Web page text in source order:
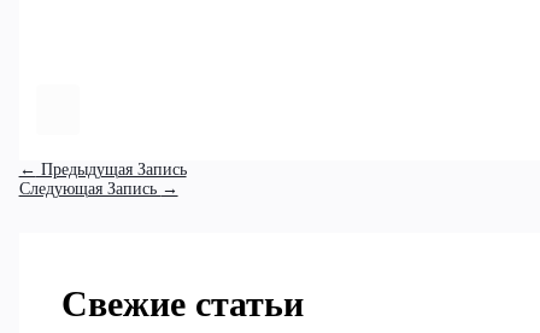
← Предыдущая Запись
Следующая Запись →
Свежие статьи